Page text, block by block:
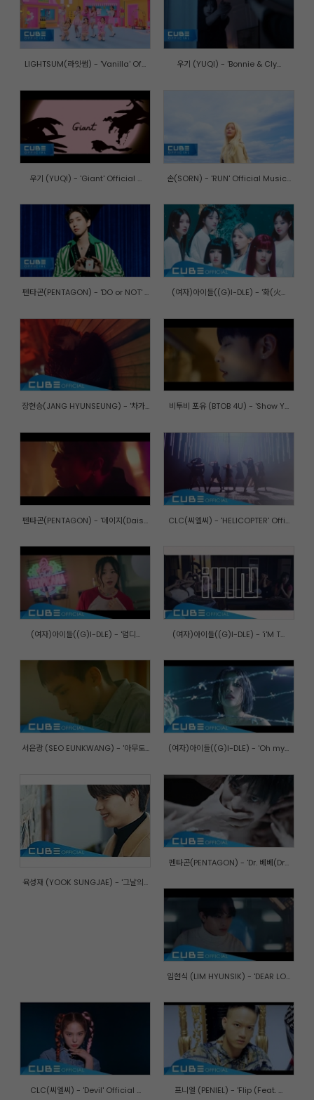
LIGHTSUM(라잇썸) - 'Vanilla' Of... 우기 (YUQI) - 'Bonnie & Cly...
우기 (YUQI) - 'Giant' Official ... 손(SORN) - 'RUN' Official Music...
펜타곤(PENTAGON) - 'DO or NOT' ... (여자)아이들((G)I-DLE) - '화(火...
장현승(JANG HYUNSEUNG) - '차가... 비투비 포유 (BTOB 4U) - 'Show Y...
펜타곤(PENTAGON) - '데이지(Dais... CLC(씨엘씨) - 'HELICOPTER' Offi...
(여자)아이들((G)I-DLE) - '덤디... (여자)아이들((G)I-DLE) - 'i'M T...
서은광 (SEO EUNKWANG) - '아무도... (여자)아이들((G)I-DLE) - 'Oh my...
육성재 (YOOK SUNGJAE) - '그날의...
펜타곤(PENTAGON) - 'Dr. 베베(Dr...
임현식 (LIM HYUNSIK) - 'DEAR LO...
CLC(씨엘씨) - 'Devil' Official ... 프니엘 (PENIEL) - 'Flip (Feat. ...